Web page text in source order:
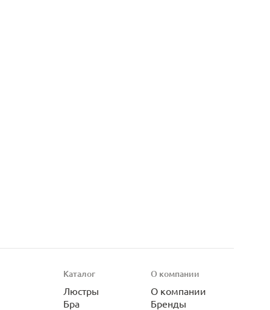
Каталог
Люстры
Бра
О компании
О компании
Бренды